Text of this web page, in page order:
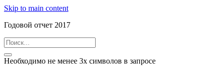
Skip to main content
Годовой отчет 2017
Необходимо не менее 3х символов в запросе